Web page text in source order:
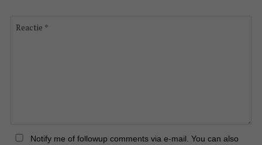
Notify me of followup comments via e-mail. You can also